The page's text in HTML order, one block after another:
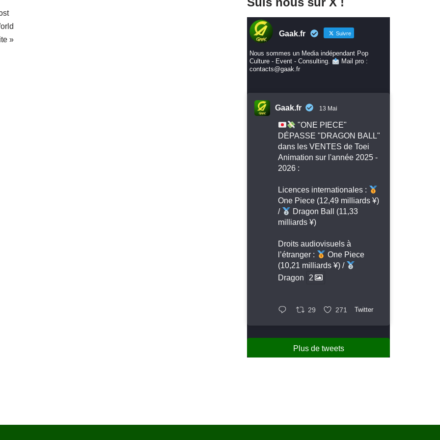
»
Gaak.fr Suivre
Nous sommes un Media indépendant Pop
Culture - Event - Consulting.
Mail pro :
contacts@gaak.fr
Gaak.fr 13 Mai
"ONE PIECE"
DÉPASSE "DRAGON BALL"
dans les VENTES de Toei
Animation sur l'année 2025 -
2026 :
Licences internationales :
One Piece (12,49 milliards ¥)
/
Dragon Ball (11,33
milliards ¥)
Droits audiovisuels à
l’étranger :
One Piece
(10,21 milliards ¥) /
Dragon
2
29 271 Twitter
Plus de tweets